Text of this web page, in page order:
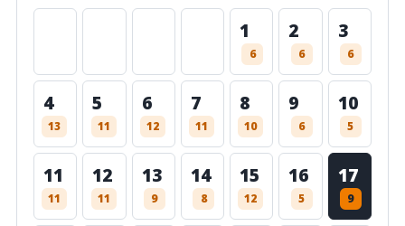
1
6
2
6
3
6
4
13
5
11
6
12
7
11
8
10
9
6
10
5
11
11
12
11
13
9
14
8
15
12
16
5
17
9